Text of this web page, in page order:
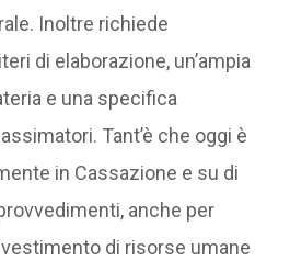
Inoltre richiede
di elaborazione, un’ampia
e una specifica
Tant’è che oggi è
in Cassazione e su di
anche per
di risorse umane